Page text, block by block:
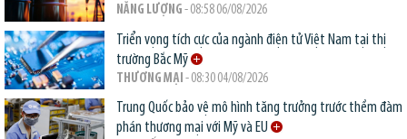
NĂNG LƯỢNG - 08:58 06/08/2026
Triển vọng tích cực của ngành điện tử Việt Nam tại thị
trường Bắc Mỹ
THƯƠNG MẠI - 08:30 04/08/2026
Trung Quốc bảo vệ mô hình tăng trưởng trước thềm đàm
phán thương mại với Mỹ và EU